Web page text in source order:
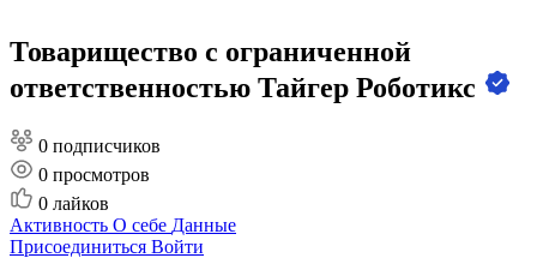
Товарищество с ограниченной
ответственностью Тайгер Роботикс
0 подписчиков
0 просмотров
0 лайков
Активность О себе Данные
Присоединиться Войти